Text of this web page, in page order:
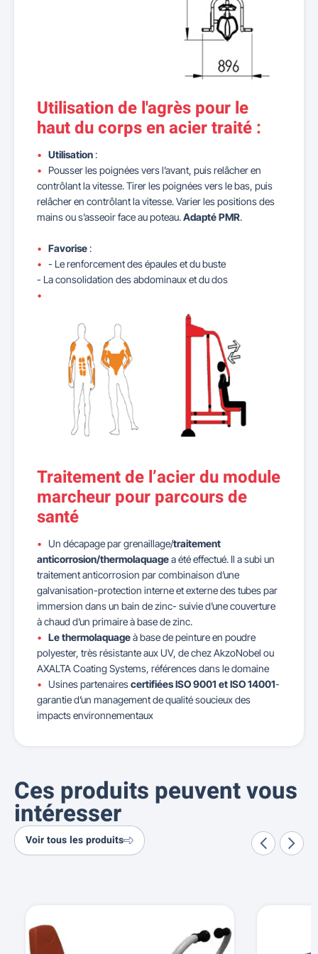
Utilisation de l'agrès pour le
haut du corps en acier traité :
Utilisation:
Pousser les poignées vers l’avant, puis relâcher en
contrôlant la vitesse. Tirer les poignées vers le bas, puis
relâcher en contrôlant la vitesse. Varier les positions des
mains ou s’asseoir face au poteau.Adapté PMR.
Favorise:
- Le renforcement des épaules et du buste
- La consolidation des abdominaux et du dos
Traitement de l’acier du module
marcheur pour parcours de
santé
Un décapage par grenaillage/traitement
anticorrosion/thermolaquagea été effectué. Il a subi un
traitement anticorrosion par combinaison d’une
galvanisation-protection interne et externe des tubes par
immersion dans un bain de zinc- suivie d’une couverture
à chaud d’un primaire à base de zinc.
Le thermolaquageà base de peinture en poudre
polyester, très résistante aux UV, de chez AkzoNobel ou
AXALTA Coating Systems, références dans le domaine
Usines partenairescertifiées ISO 9001 et ISO 14001-
garantie d’un management de qualité soucieux des
impacts environnementaux
Ces produits peuvent vous
intéresser
Voir tous les produits